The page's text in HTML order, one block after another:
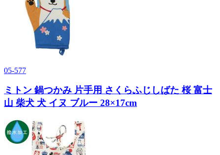
05-577
ミトン 鍋つかみ 片手用 さくらふじしばた 桜 富士
山 柴犬 犬 イヌ ブルー 28×17cm